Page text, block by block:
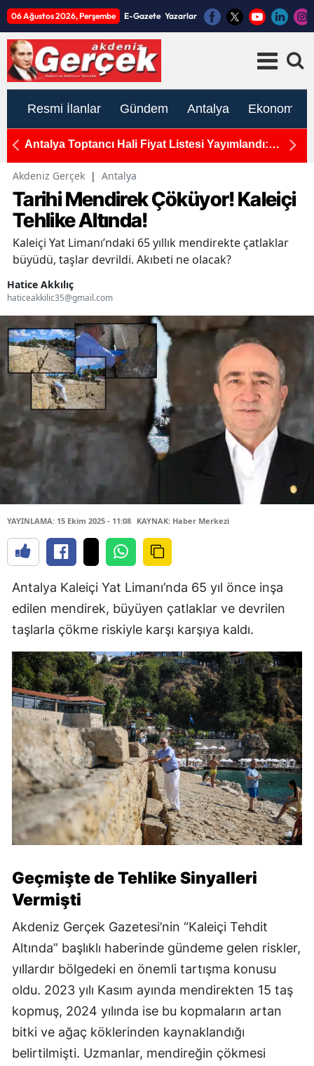
06 Ağustos 2026, Perşembe E-Gazete Yazarlar
Resmi İlanlar Gündem Antalya Ekonomi
TBMM'de Kabul Edildi: Gazi ve Şehit Yakınlarının
Akdeniz Gerçek | Antalya
Tarihi Mendirek Çöküyor! Kaleiçi
Tehlike Altında!
Kaleiçi Yat Limanı’ndaki 65 yıllık mendirekte çatlaklar
büyüdü, taşlar devrildi. Akıbeti ne olacak?
Hatice Akkılıç
haticeakkilic35@gmail.com
YAYINLAMA: 15 Ekim 2025 - 11:08 KAYNAK: Haber Merkezi
Antalya Kaleiçi Yat Limanı’nda 65 yıl önce inşa
edilen mendirek, büyüyen çatlaklar ve devrilen
taşlarla çökme riskiyle karşı karşıya kaldı.
Geçmişte de Tehlike Sinyalleri
Vermişti
Akdeniz Gerçek Gazetesi’nin “Kaleiçi Tehdit
Altında” başlıklı haberinde gündeme gelen riskler,
yıllardır bölgedeki en önemli tartışma konusu
oldu. 2023 yılı Kasım ayında mendirekten 15 taş
kopmuş, 2024 yılında ise bu kopmaların artan
bitki ve ağaç köklerinden kaynaklandığı
belirtilmişti. Uzmanlar, mendireğin çökmesi